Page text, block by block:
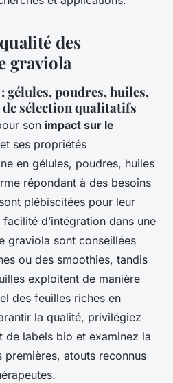
des
graviola
gélules, poudres, huiles,
sélection qualitatifs
son impact sur le
et ses propriétés
en gélules, poudres, huiles
répondant à des besoins
plébiscitées pour leur
d’intégration dans une
graviola sont conseillées
ou des smoothies, tandis
exploitent de manière
des feuilles riches en
la qualité, privilégiez
de labels bio et examinez la
atouts reconnus